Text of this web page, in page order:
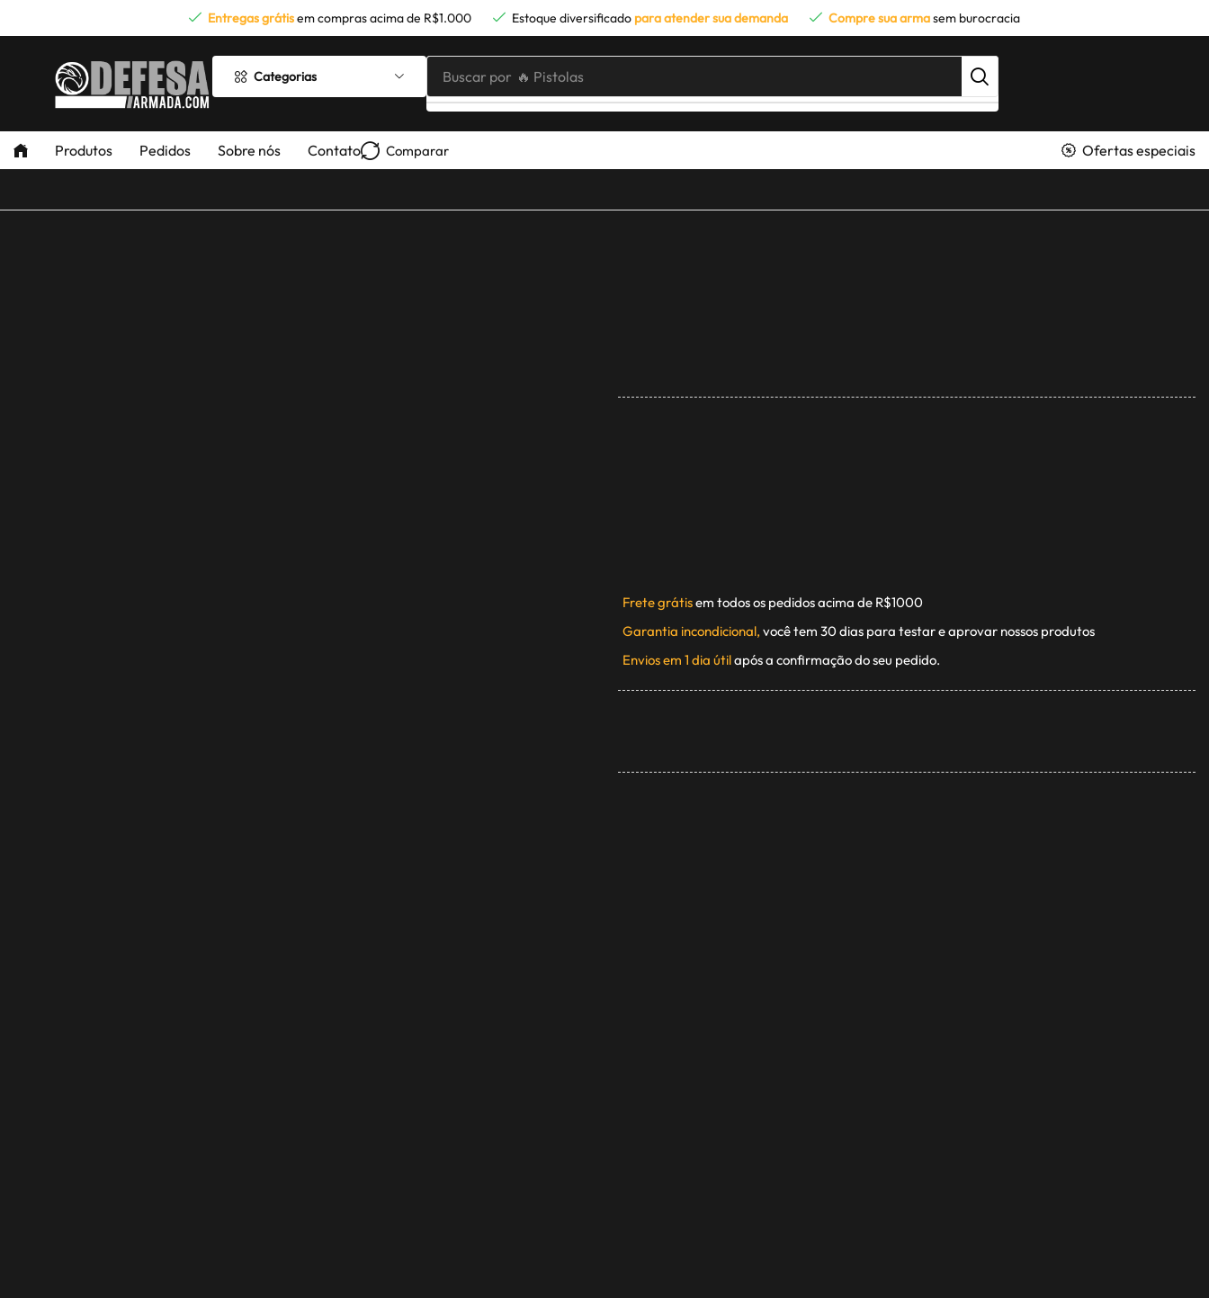
Entregas grátisem compras acima de R$1.000 Estoque diversificado para atender sua demanda Compre sua armasem burocracia
Categorias Buscar por 🔥 Pistolas
Produtos Pedidos Sobre nós Contato Comparar Ofertas especiais
Frete grátisem todos os pedidos acima de R$1000
Garantia incondicional, você tem 30 dias para testar e aprovar nossos produtos
Envios em 1 dia útilapós a confirmação do seu pedido.